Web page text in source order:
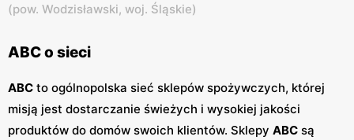
(pow. Wodzisławski, woj. Śląskie)
ABC o sieci
ABC to ogólnopolska sieć sklepów spożywczych, której
misją jest dostarczanie świeżych i wysokiej jakości
produktów do domów swoich klientów. Sklepy ABC są